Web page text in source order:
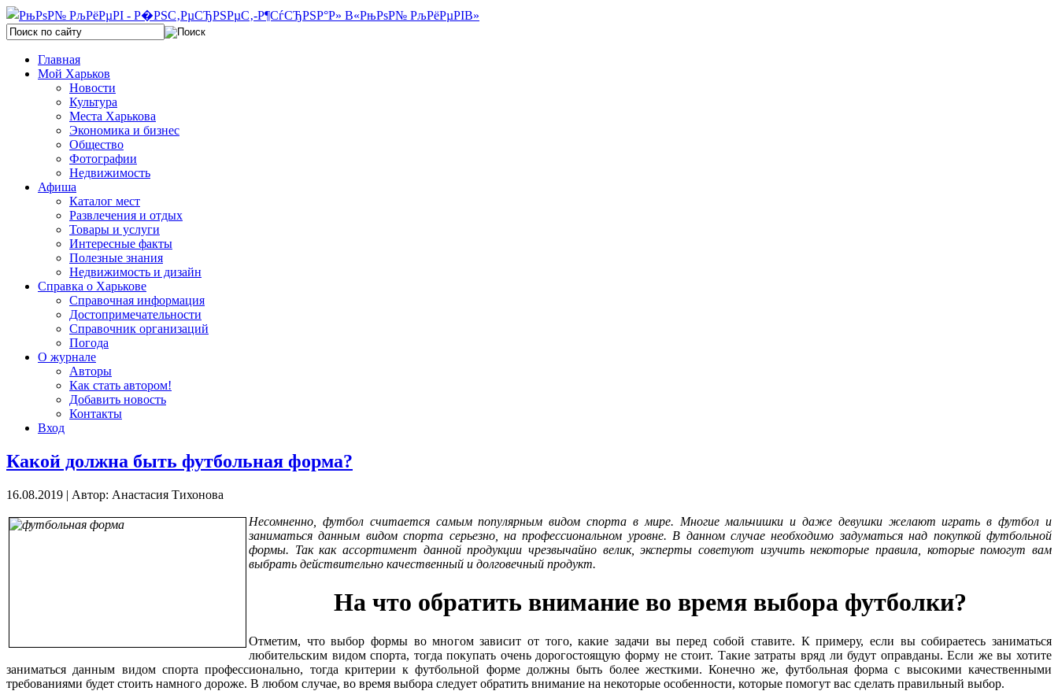
Главная
Мой Харьков
Новости
Культура
Места Харькова
Экономика и бизнес
Общество
Фотографии
Недвижимость
Афиша
Каталог мест
Развлечения и отдых
Товары и услуги
Интересные факты
Полезные знания
Недвижимость и дизайн
Справка о Харькове
Справочная информация
Достопримечательности
Справочник организаций
Погода
О журнале
Авторы
Как стать автором!
Добавить новость
Контакты
Вход
Какой должна быть футбольная форма?
16.08.2019 | Автор: Анастасия Тихонова
Несомненно, футбол считается самым популярным видом спорта в мире. Многие мальчишки и даже девушки желают играть в футбол и
заниматься данным видом спорта серьезно, на профессиональном уровне. В данном случае необходимо задуматься над покупкой футбольной
формы. Так как ассортимент данной продукции чрезвычайно велик, эксперты советуют изучить некоторые правила, которые помогут вам
выбрать действительно качественный и долговечный продукт.
На что обратить внимание во время выбора футболки?
Отметим, что выбор формы во многом зависит от того, какие задачи вы перед собой ставите. К примеру, если вы собираетесь заниматься
любительским видом спорта, тогда покупать очень дорогостоящую форму не стоит. Такие затраты вряд ли будут оправданы. Если же вы хотите
заниматься данным видом спорта профессионально, тогда критерии к футбольной форме должны быть более жесткими. Конечно же, футбольная форма с высокими качественными
требованиями будет стоить намного дороже. В любом случае, во время выбора следует обратить внимание на некоторые особенности, которые помогут вас сделать правильный выбор.